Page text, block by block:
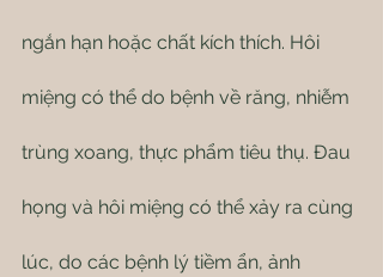
ngắn hạn hoặc chất kích thích. Hôi
miệng có thể do bệnh về răng, nhiễm
trùng xoang, thực phẩm tiêu thụ. Đau
họng và hôi miệng có thể xảy ra cùng
lúc, do các bệnh lý tiềm ẩn, ảnh